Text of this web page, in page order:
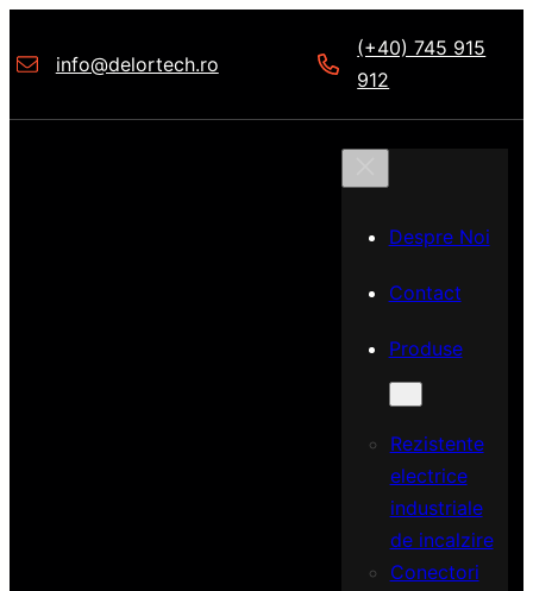
la
info@delortech.ro
(+40) 745 915
912
Despre Noi
Contact
Produse
Rezistente
electrice
industriale
de incalzire
Conectori